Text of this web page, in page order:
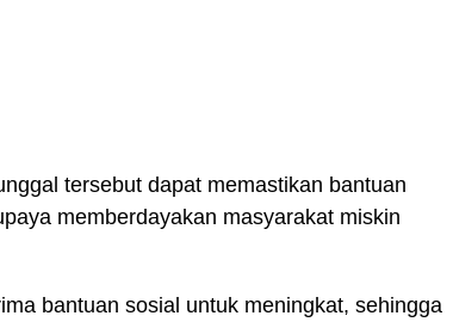
tersebut dapat memastikan bantuan
memberdayakan masyarakat miskin
bantuan sosial untuk meningkat, sehingga